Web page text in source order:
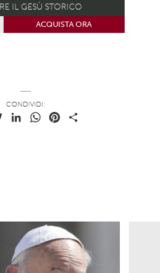
IL GESÙ STORICO
ACQUISTA ORA
CONDIVIDI:
TwitterLinkedInWhatsAppPinterest